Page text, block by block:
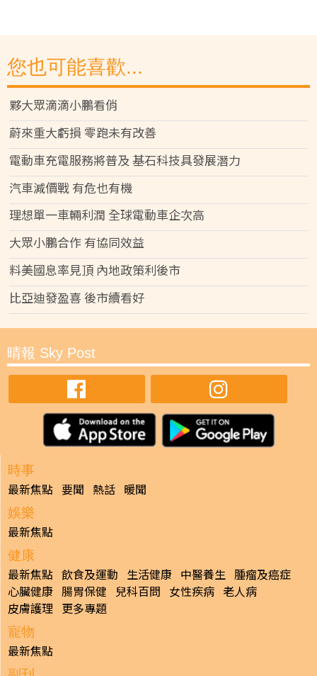
您也可能喜歡...
夥大眾滴滴小鵬看俏
蔚來重大虧損 零跑未有改善
電動車充電服務將普及 基石科技具發展潛力
汽車減價戰 有危也有機
理想單一車輛利潤 全球電動車企次高
大眾小鵬合作 有協同效益
料美國息率見頂 內地政策利後市
比亞迪發盈喜 後市續看好
晴報 Sky Post
時事
最新焦點 要聞 熱話 暖聞
娛樂
最新焦點
健康
最新焦點 飲食及運動 生活健康 中醫養生 腫瘤及癌症
心臟健康 腸胃保健 兒科百問 女性疾病 老人病
皮膚護理 更多專題
寵物
最新焦點